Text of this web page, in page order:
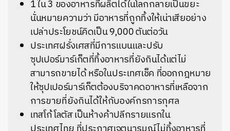
1 ใน 3 ของอาหารที่ผลิตได้ในโลกกลายเป็นขยะ
นั่นหมายความว่า มีอาหารที่ถูกทิ้งให้เน่าเสียอย่าง
เปล่าประโยชน์คิดเป็น 9,000 ตันต่อวัน
ประเทศฝรั่งเศสที่มีการแบนและปรับ
ซุปเปอร์มาร์เก็ตที่ทิ้งอาหารที่ยังกินได้แต่ไม่
สามารถขายได้ หรือในประเทศเช็ค ที่ออกกฎหมาย
ให้ซุปเปอร์มาร์เก็ตต้องบริจาคดอาหารที่เหลือจาก
การขายที่ยังกินได้ให้กับองค์กรการกุศล
เทสโก้ โลตัส เป็นห้างค้าปลีกรายแรกใน